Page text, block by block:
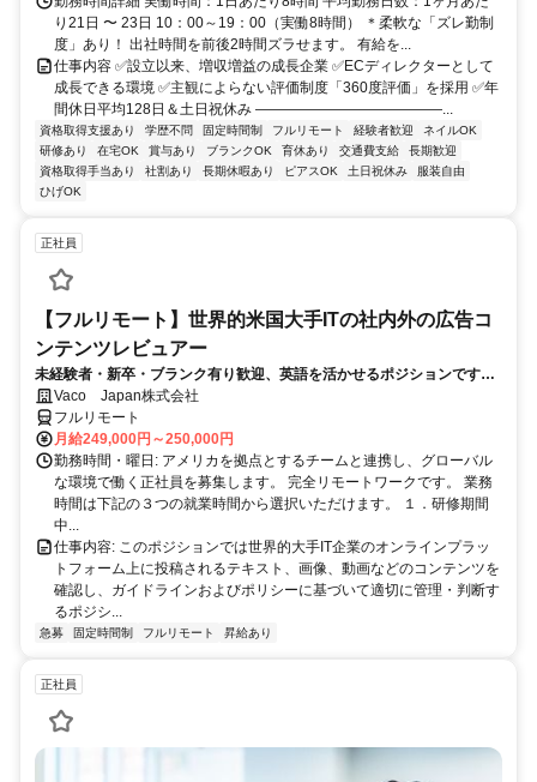
り21日 〜 23日 10：00～19：00（実働8時間） ＊柔軟な「ズレ勤制
度」あり！ 出社時間を前後2時間ズラせます。 有給を...
仕事内容 ✅設立以来、増収増益の成長企業 ✅ECディレクターとして
成長できる環境 ✅主観によらない評価制度「360度評価」を採用 ✅年
間休日平均128日＆土日祝休み ―――――――――――――...
資格取得支援あり 学歴不問 固定時間制 フルリモート 経験者歓迎
ネイルOK
研修あり
在宅OK 賞与あり ブランクOK 育休あり 交通費支給
長期歓迎
資格取得手当あり
社割あり 長期休暇あり ピアスOK 土日祝休み
服装自由
ひげOK
正社員
【フルリモート】世界的米国大手ITの社内外の広告コ
ンテンツレビュアー
未経験者・新卒・ブランク有り歓迎、英語を活かせるポジションです。
完全リモート
Vaco Japan株式会社
フルリモート
月給249,000円～250,000円
勤務時間・曜日: アメリカを拠点とするチームと連携し、グローバル
な環境で働く正社員を募集します。 完全リモートワークです。 業務
時間は下記の３つの就業時間から選択いただけます。 １．研修期間
中...
仕事内容: このポジションでは世界的大手IT企業のオンラインプラッ
トフォーム上に投稿されるテキスト、画像、動画などのコンテンツを
確認し、ガイドラインおよびポリシーに基づいて適切に管理・判断す
るポジシ...
急募 固定時間制 フルリモート 昇給あり
正社員